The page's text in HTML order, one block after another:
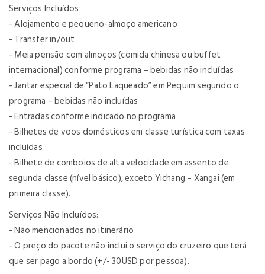
Serviços Incluídos:
- Alojamento e pequeno-almoço americano
- Transfer in/out
- Meia pensão com almoços (comida chinesa ou buffet
internacional) conforme programa – bebidas não incluídas
- Jantar especial de “Pato Laqueado” em Pequim segundo o
programa – bebidas não incluídas
- Entradas conforme indicado no programa
- Bilhetes de voos domésticos em classe turística com taxas
incluídas
- Bilhete de comboios de alta velocidade em assento de
segunda classe (nível básico), exceto Yichang – Xangai (em
primeira classe).
Serviços Não Incluídos:
- Não mencionados no itinerário
- O preço do pacote não inclui o serviço do cruzeiro que terá
que ser pago a bordo (+/- 30USD por pessoa).